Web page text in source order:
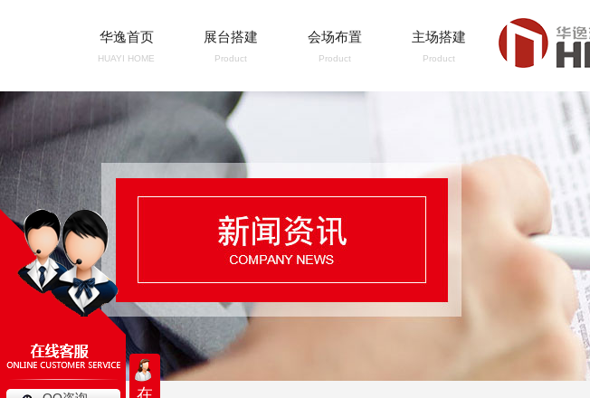
华逸首页
HUAYI HOME
展台搭建
Product
会场布置
Product
主场搭建
Product
在